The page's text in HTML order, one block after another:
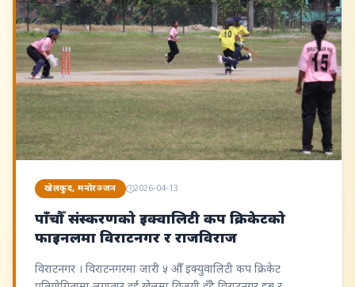
खेलकुद, मनोरञ्जन 2026-04-13
पाँचौँ संस्करणको इक्वालिटी कप क्रिकेटको
फाइनलमा विराटनगर र राजविराज
विराटनगर । विराटनगरमा जारी ५ औँ इक्युवालिटी कप क्रिकेट